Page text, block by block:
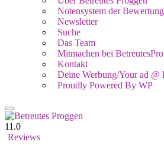
Notensystem der
Newsletter
Suche
Das Team
Mitmachen bei
Kontakt
Deine Werbung/Your ad @
Proudly Powered By WP
11.0
Reviews